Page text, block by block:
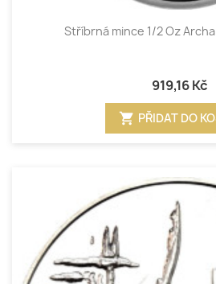
Stříbrná mince 1/2 Oz
919,16 Kč
shopping_cart PŘIDAT DO